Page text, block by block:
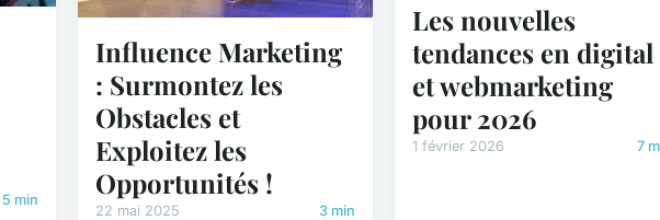
5 min
Influence Marketing
: Surmontez les
Obstacles et
Exploitez les
Opportunités !
22 mai 2025 3 min
Les nouvelles
tendances en digital
et webmarketing
pour 2026
1 février 2026 7